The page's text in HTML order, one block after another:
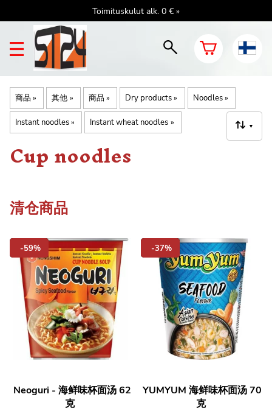
Toimituskulut alk. 0 € »
商品 ‪» 其他 ‪» 商品 ‪» Dry products‪» Noodles‪»
Instant noodles‪» Instant wheat noodles ‪» ▼
Cup noodles
清仓商品
-59%
Neoguri - 海鲜味杯面汤 62
克
-37%
YUMYUM 海鲜味杯面汤 70
克